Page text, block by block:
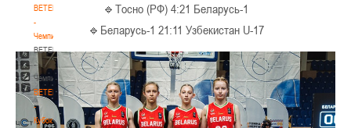
BETERA
-
Чемпионат
BETERA
-
Чемпионат
BETERA
-
Кубок
🔹Тосно (РФ) 4:21 Беларусь-1
🔹Беларусь-1 21:11 Узбекистан U-17